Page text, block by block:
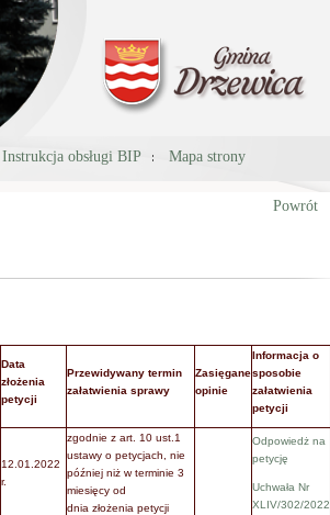
Instrukcja obsługi BIP
Mapa strony
Powrót
Data
złożenia
petycji
Przewidywany termin
załatwienia sprawy
Zasięgane
opinie
Informacja o
sposobie
załatwienia
petycji
12.01.2022
r.
zgodnie z art. 10 ust.1
ustawy o petycjach, nie
później niż w terminie 3
miesięcy od
dnia złożenia petycji
Odpowiedż na
petycję
Uchwała Nr
XLIV/302/2022